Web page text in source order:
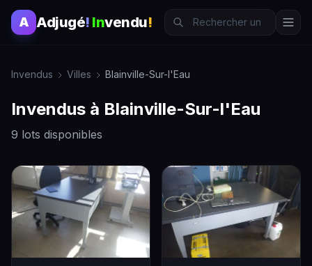
A Adjugé! Invendu!
Invendus Villes Blainville-Sur-l'Eau
Invendus à Blainville-Sur-l'Eau
9 lots disponibles